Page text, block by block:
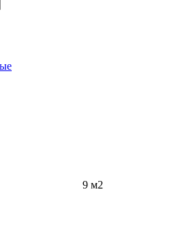
9 м2